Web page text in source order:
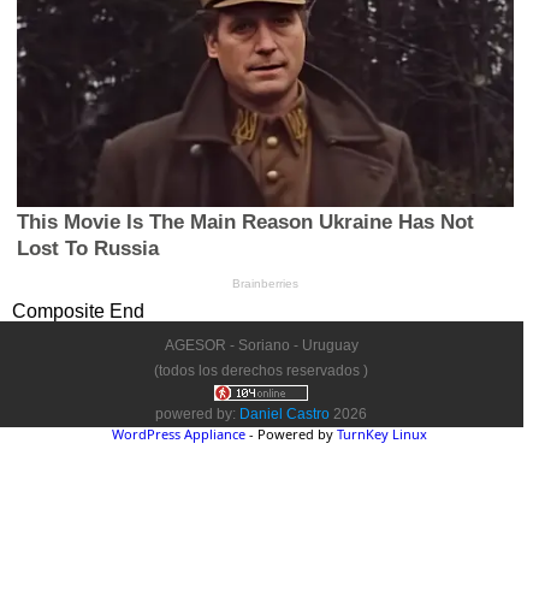
Composite End
AGESOR - Soriano - Uruguay
(todos los derechos reservados )
powered by: Daniel Castro 2026
WordPress Appliance - Powered by TurnKey Linux